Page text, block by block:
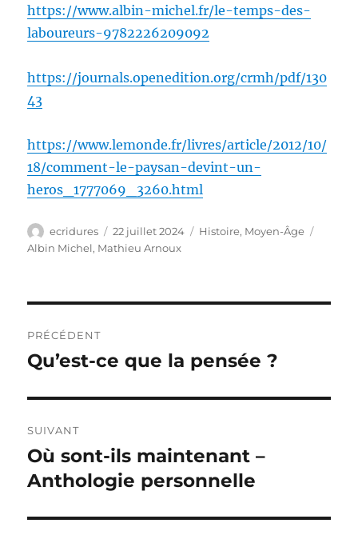
https://www.albin-michel.fr/le-temps-des-
laboureurs-9782226209092
https://journals.openedition.org/crmh/pdf/130
43
https://www.lemonde.fr/livres/article/2012/10/
18/comment-le-paysan-devint-un-
heros_1777069_3260.html
Auteur
ecridures
Publié
le
22 juillet 2024 Catégories
Histoire, Moyen-Âge
Albin Michel, Mathieu Arnoux
de
PRÉCÉDENT
Publication
Qu’est-ce que la pensée ?
SUIVANT
Publication
suivante :
Où sont-ils maintenant –
Anthologie personnelle